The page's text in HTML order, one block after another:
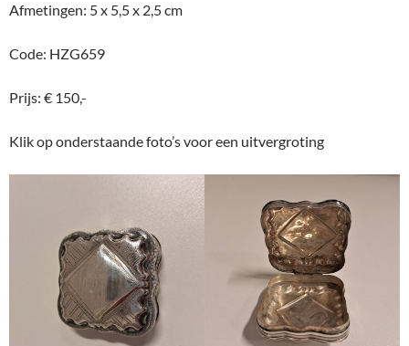
Afmetingen: 5 x 5,5 x 2,5 cm
Code: HZG659
Prijs: € 150,-
Klik op onderstaande foto’s voor een uitvergroting